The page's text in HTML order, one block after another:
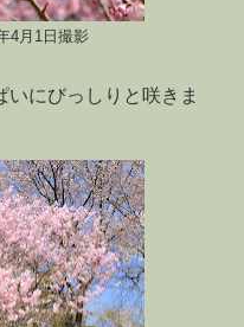
4月1日撮影
にびっしりと咲きま